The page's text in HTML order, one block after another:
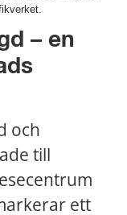
– en
och
till
ett